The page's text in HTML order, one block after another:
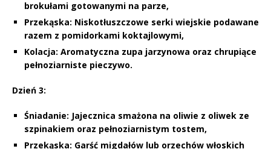
brokułami gotowanymi na parze,
Przekąska: Niskotłuszczowe serki wiejskie podawane
razem z pomidorkami koktajlowymi,
Kolacja: Aromatyczna zupa jarzynowa oraz chrupiące
pełnoziarniste pieczywo.
Dzień 3:
Śniadanie: Jajecznica smażona na oliwie z oliwek ze
szpinakiem oraz pełnoziarnistym tostem,
Przekąska: Garść migdałów lub orzechów włoskich